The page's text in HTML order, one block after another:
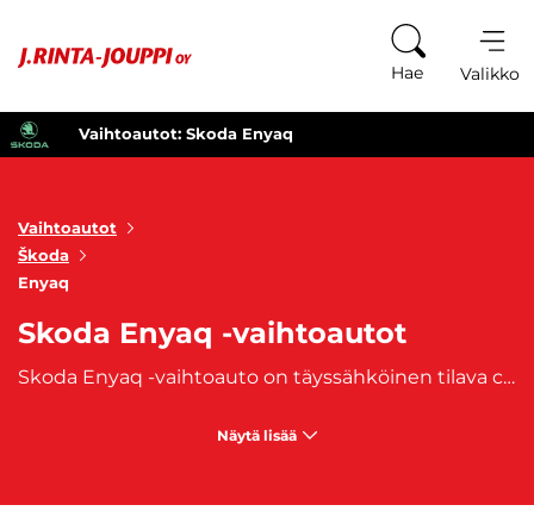
Hae Valikko
Vaihtoautot: Skoda Enyaq
Vaihtoautot
Škoda
Enyaq
Skoda Enyaq -vaihtoautot
Skoda Enyaq -vaihtoauto on täyssähköinen tilava crossover-tyyppinen henkilöautomalli, jossa huippuluokan tekniikka yhdistyy nopeaan lataamiseen ja pitkään toimintamatkaan. Skoda Enyaq on Skodan ensimmäinen täyssähköinen katumaasturi, joita on saatavana paljon myö vaihtoautona. Skoda Enyaq -vaihtoauto on näyttävä ja iso auto, joka sopii esimerkiksi hyvin mm. perheille. Mikäli arvostat tilaa, taloudellisuutta, ympäristöystävllisyyttä ja modernia ulkonäköä, Skoda Enyaq on kuin tehty sinulle. J. Rinta-Joupilta ostat käytetyt Skoda Enyaq -vaihtoautot.
Näytä lisää